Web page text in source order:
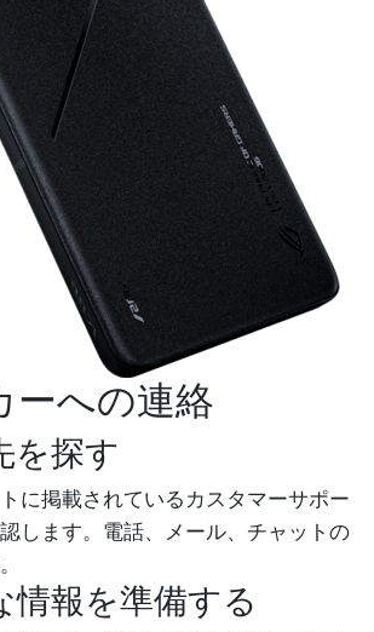
ーへの連絡
を探す
に掲載されているカスタマーサポー
します。電話、メール、チャットの
情報を準備する